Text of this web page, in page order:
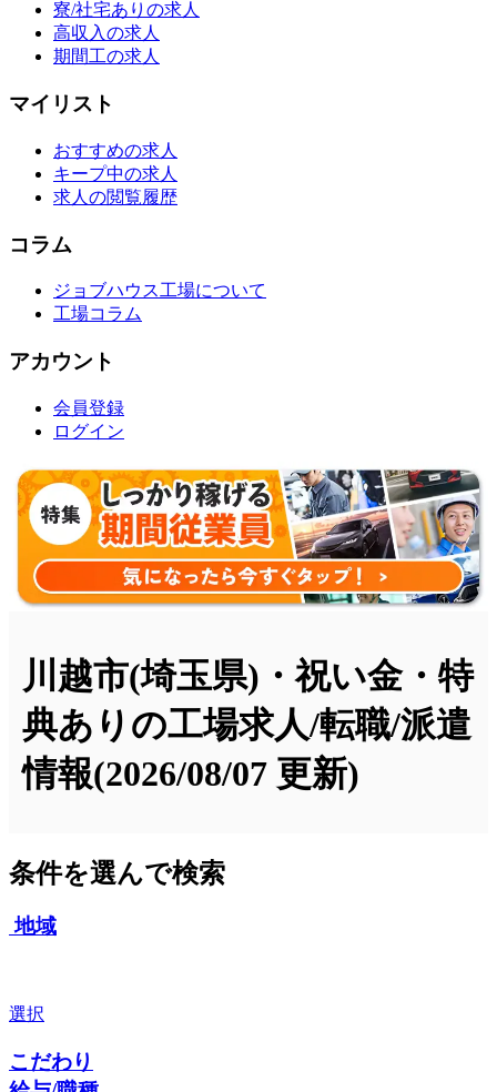
寮/社宅ありの求人
高収入の求人
期間工の求人
マイリスト
おすすめの求人
キープ中の求人
求人の閲覧履歴
コラム
ジョブハウス工場について
工場コラム
アカウント
会員登録
ログイン
川越市(埼玉県)・祝い金・特
典ありの工場求人/転職/派遣
情報(2026/08/07 更新)
条件を選んで検索
地域
選択
こだわり